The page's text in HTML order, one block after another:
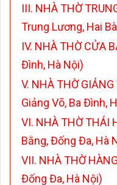
III. NHÀ THỜ
Trung Lương, Hai
IV. NHÀ THỜ CỬA
Đình, Hà Nội)
V. NHÀ THỜ
Giảng Võ, Ba Đình,
VI. NHÀ THỜ THÁI
Bằng, Đống Đa, Hà
VII. NHÀ THỜ
Đống Đa, Hà Nội)